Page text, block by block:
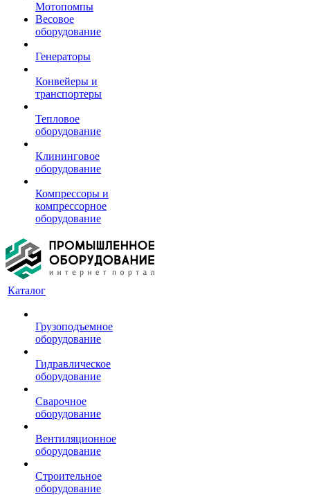
Мотопомпы
Весовое
оборудование
Генераторы
Конвейеры и
транспортеры
Тепловое
оборудование
Клининговое
оборудование
Компрессоры и
компрессорное
оборудование
Каталог
Грузоподъемное
оборудование
Гидравлическое
оборудование
Сварочное
оборудование
Вентиляционное
оборудование
Строительное
оборудование